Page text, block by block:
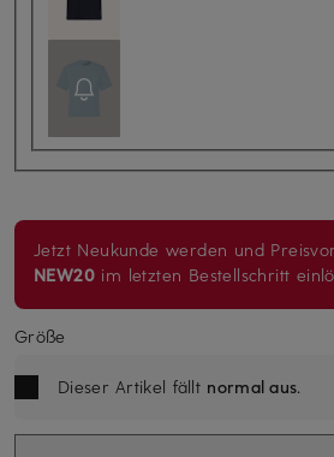
Jetzt Neukunde werden und
NEW20 im letzten Bestellschritt
Größe
Dieser Artikel fällt normal aus.